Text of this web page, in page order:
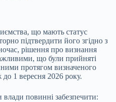
що мають статус
підтвердити його згідно з
рішення про визнання
що були прийняті
протягом визначеного
1 вересня 2026 року.
влади повинні забезпечити: